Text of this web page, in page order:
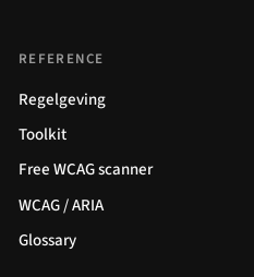
REFERENCE
Regelgeving
Toolkit
Free WCAG scanner
WCAG / ARIA
Glossary